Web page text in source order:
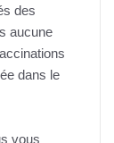
des
aucune
dans le
vous